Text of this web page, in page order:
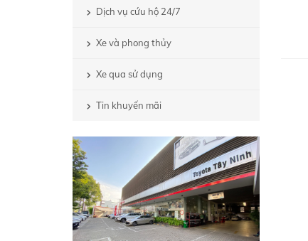
Dịch vụ cứu hộ 24/7
Xe và phong thủy
Xe qua sử dụng
Tin khuyến mãi